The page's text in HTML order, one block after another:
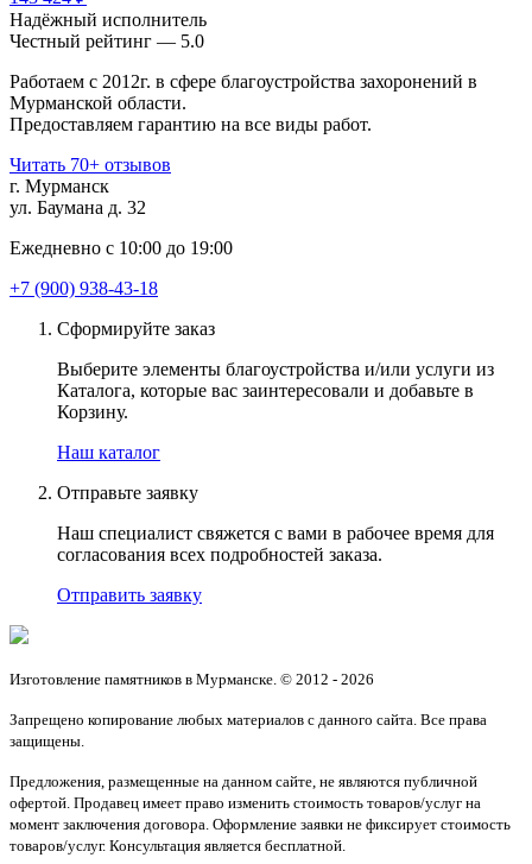
Надёжный исполнитель
Чеcтный рейтинг — 5.0
Работаем с 2012г. в сфере благоустройства захоронений в
Мурманской области.
Предоставляем гарантию на все виды работ.
Читать 70+ отзывов
г. Мурманск
ул. Баумана д. 32
Ежедневно с 10:00 до 19:00
+7 (900) 938-43-18
Сформируйте заказ
Выберите элементы благоустройства и/или услуги из
Каталога, которые вас заинтересовали и добавьте в
Корзину.
Наш каталог
Отправьте заявку
Наш специалист свяжется с вами в рабочее время для
согласования всех подробностей заказа.
Отправить заявку
Изготовление памятников в Мурманске. © 2012 - 2026
Запрещено копирование любых материалов с данного сайта. Все права
защищены.
Предложения, размещенные на данном сайте, не являются публичной
офертой. Продавец имеет право изменить стоимость товаров/услуг на
момент заключения договора. Оформление заявки не фиксирует стоимость
товаров/услуг. Консультация является бесплатной.